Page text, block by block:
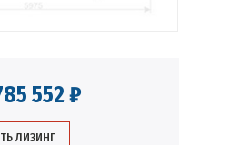
552 ₽
ЛИЗИНГ